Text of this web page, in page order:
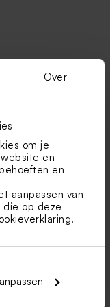
Over
om je
en
en
aanpassen van
die op deze
.
doosjes